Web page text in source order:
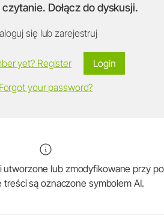
Dołącz do dyskusji.
się lub zarejestruj
Login
yet? Register
Forgot your password?
utworzone lub zmodyfikowane przy
treści są oznaczone symbolem AI.